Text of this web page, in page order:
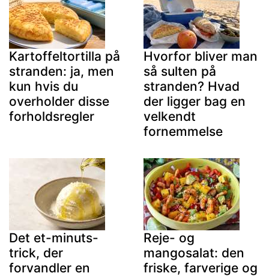
Kartoffeltortilla på
stranden: ja, men
kun hvis du
overholder disse
forholdsregler
Hvorfor bliver man
så sulten på
stranden? Hvad
der ligger bag en
velkendt
fornemmelse
Det et-minuts-
trick, der
forvandler en
Reje- og
mangosalat: den
friske, farverige og